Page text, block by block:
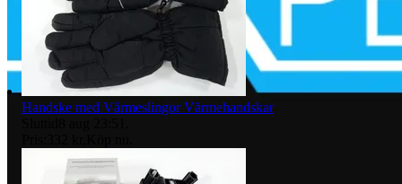
Handske med Värmeslingor Värmehandskar